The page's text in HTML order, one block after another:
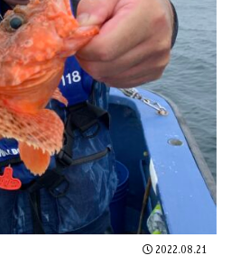
2022.08.21